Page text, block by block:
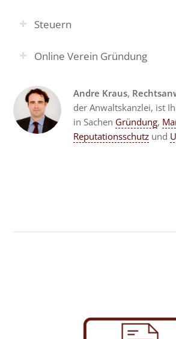
Steuern
Online Verein Gründung
Andre Kraus,
der Anwaltskanzlei, ist
in Sachen Gründung,
Reputationsschutzund